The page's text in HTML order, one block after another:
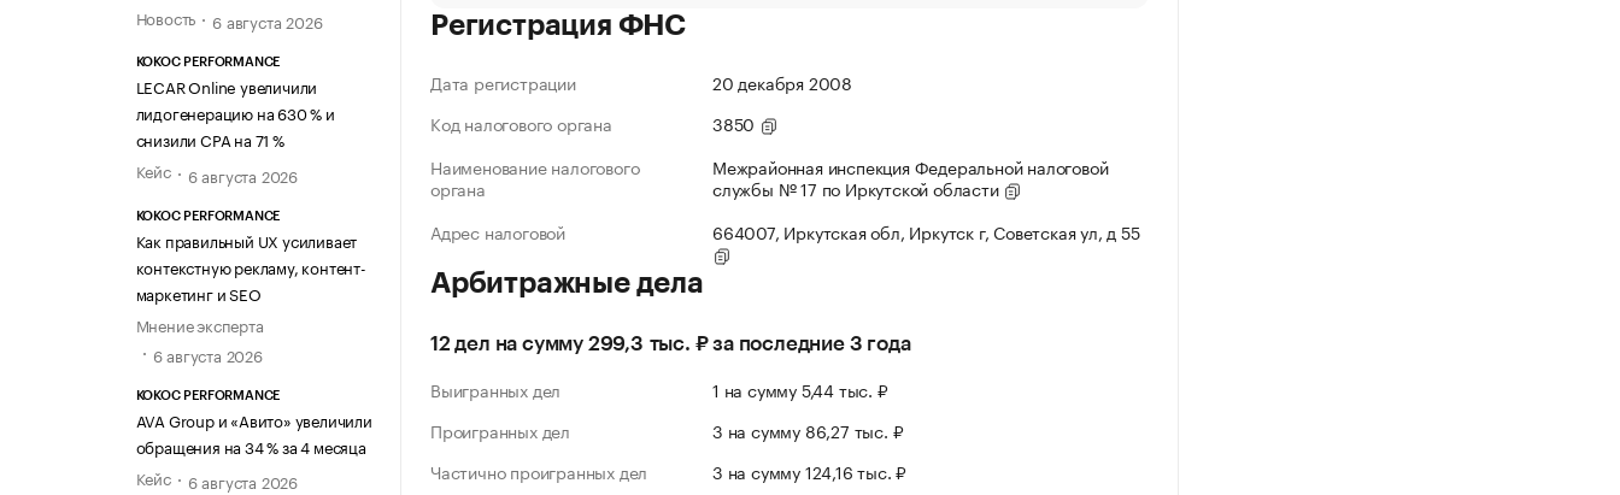
Новость
6 августа 2026
KOKOC PERFORMANCE
LECAR Online увеличили
лидогенерацию на 630 % и
снизили CPA на 71 %
Кейс
6 августа 2026
KOKOC PERFORMANCE
Как правильный UX усиливает
контекстную рекламу, контент-
маркетинг и SEO
Мнение эксперта
6 августа 2026
KOKOC PERFORMANCE
AVA Group и «Авито» увеличили
обращения на 34 % за 4 месяца
Кейс
6 августа 2026
Регистрация ФНС
Дата регистрации
20 декабря 2008
Код налогового органа
3850
Наименование налогового
органа
Межрайонная инспекция Федеральной налоговой
службы № 17 по Иркутской области
Адрес налоговой
664007, Иркутская обл, Иркутск г, Советская ул, д 55
Арбитражные дела
12 дел на сумму 299,3 тыс. ₽ за последние 3 года
Выигранных дел
1 на сумму 5,44 тыс. ₽
Проигранных дел
3 на сумму 86,27 тыс. ₽
Частично проигранных дел
3 на сумму 124,16 тыс. ₽